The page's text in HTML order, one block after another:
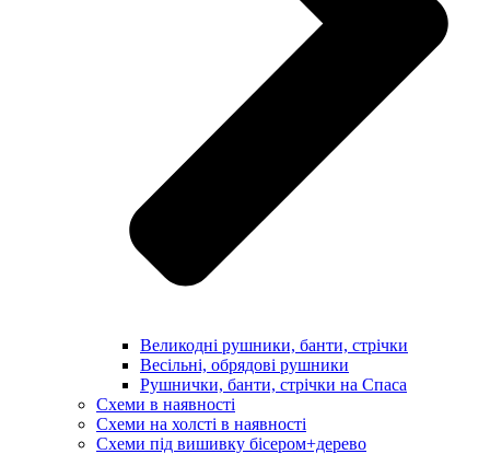
Великодні рушники, банти, стрічки
Весільні, обрядові рушники
Рушнички, банти, стрічки на Спаса
Схеми в наявності
Схеми на холсті в наявності
Схеми під вишивку бісером+дерево